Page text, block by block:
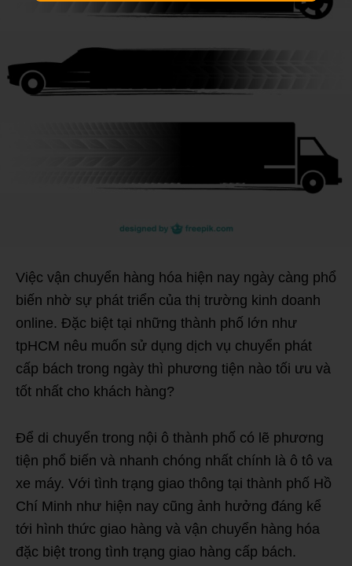
Việc vận chuyển hàng hóa hiện nay ngày càng phổ
biến nhờ sự phát triển của thị trường kinh doanh
online. Đặc biệt tại những thành phố lớn như
tpHCM nêu muốn sử dụng dịch vụ chuyển phát
cấp bách trong ngày thì phương tiện nào tối ưu và
tốt nhất cho khách hàng?
Để di chuyển trong nội ô thành phố có lẽ phương
tiện phổ biến và nhanh chóng nhất chính là ô tô va
xe máy. Với tình trạng giao thông tại thành phố Hồ
Chí Minh như hiện nay cũng ảnh hưởng đáng kể
tới hình thức giao hàng và vận chuyển hàng hóa
đặc biệt trong tình trạng giao hàng cấp bách.